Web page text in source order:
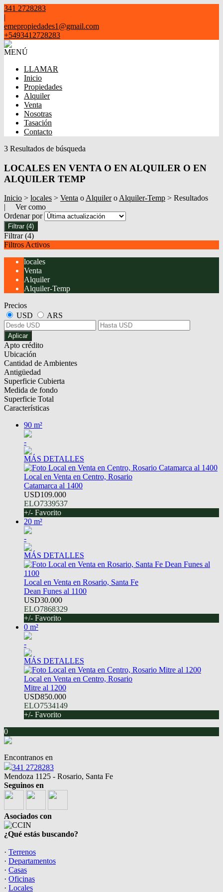
341 2728283
|
emepropiedades1@gmail.com
+5493412728283
MENÚ
LLAMAR
Inicio
Propiedades
Alquiler
Venta
Nosotras
Tasación
Contacto
3 Resultados de búsqueda
LOCALES EN VENTA O EN ALQUILER O EN
ALQUILER TEMP
Inicio > locales > Venta oAlquileroAlquiler-Temp > Resultados
| Ver como
Ordenar por
Filtrar (4)
Filtrar (4)
Filtros Activos
locales
Venta
Alquiler
Alquiler-Temp
Precios
USD
ARS
Aplicar
Apto crédito
Ubicación
Cantidad de Ambientes
Antigüedad
Superficie Cubierta
Medida de fondo
Superficie Total
Características
90 m²
-
MÁS DETALLES
Local en Venta en Centro, Rosario
Catamarca al 1400
USD109.000
ELO7339537
+/- Favorito
20 m²
-
MÁS DETALLES
Local en Venta en Rosario, Santa Fe
Dean Funes al 1100
USD30.000
ELO7868329
+/- Favorito
0 m²
-
MÁS DETALLES
Local en Venta en Centro, Rosario
Mitre al 1200
USD850.000
ELO7534149
+/- Favorito
0
Encontranos en
341 2728283
Mendoza 1125 - Rosario, Santa Fe
Seguinos en
Asociados con
¿Qué estás buscando?
· Terrenos
· Departamentos
· Casas
· Oficinas
· Locales